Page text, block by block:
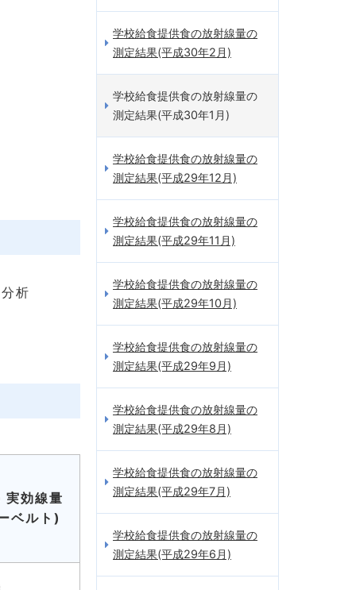
析
実効線量
ベルト)
学校給食提供食の放射線量の
測定結果(平成30年2月)
学校給食提供食の放射線量の
測定結果(平成30年1月)
学校給食提供食の放射線量の
測定結果(平成29年12月)
学校給食提供食の放射線量の
測定結果(平成29年11月)
学校給食提供食の放射線量の
測定結果(平成29年10月)
学校給食提供食の放射線量の
測定結果(平成29年9月)
学校給食提供食の放射線量の
測定結果(平成29年8月)
学校給食提供食の放射線量の
測定結果(平成29年7月)
学校給食提供食の放射線量の
測定結果(平成29年6月)